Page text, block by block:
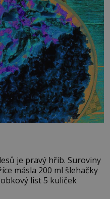
hřib. Suroviny
másla 200 ml šlehačky
list 5 kuliček